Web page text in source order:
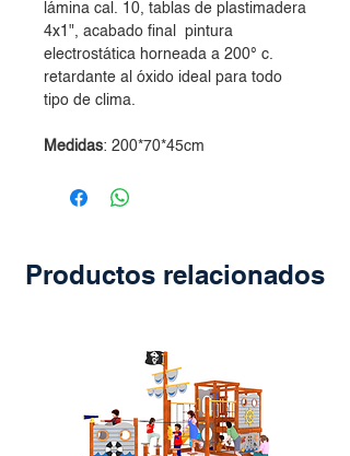
lámina cal. 10, tablas de plastimadera
4x1", acabado final pintura
electrostática horneada a 200° c.
retardante al óxido ideal para todo
tipo de clima.
Medidas: 200*70*45cm
Productos relacionados